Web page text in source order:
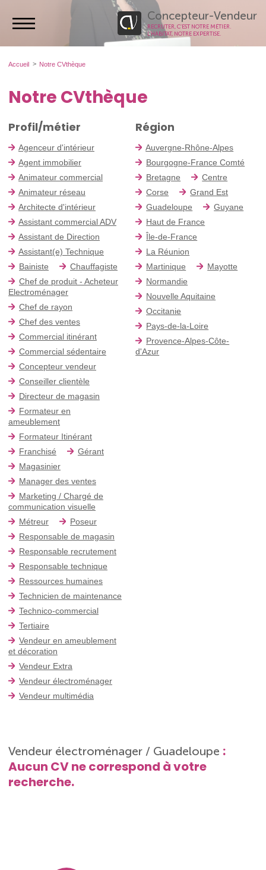
Concepteur-Vendeur
RECRUTER, C’EST NOTRE MÉTIER.
L’HABITAT, NOTRE EXPERTISE.
Accueil Notre CVthèque
Notre CVthèque
Profil/métier
Agenceur d'intérieur
Agent immobilier
Animateur commercial
Animateur réseau
Architecte d'intérieur
Assistant commercial ADV
Assistant de Direction
Assistant(e) Technique
Bainiste
Chauffagiste
Chef de produit - Acheteur
Electroménager
Chef de rayon
Chef des ventes
Commercial itinérant
Commercial sédentaire
Concepteur vendeur
Conseiller clientèle
Directeur de magasin
Formateur en
ameublement
Formateur Itinérant
Franchisé
Gérant
Magasinier
Manager des ventes
Marketing / Chargé de
communication visuelle
Métreur
Poseur
Responsable de magasin
Responsable recrutement
Responsable technique
Ressources humaines
Technicien de maintenance
Technico-commercial
Tertiaire
Vendeur en ameublement
et décoration
Vendeur Extra
Vendeur électroménager
Vendeur multimédia
Région
Auvergne-Rhône-Alpes
Bourgogne-France Comté
Bretagne
Centre
Corse
Grand Est
Guadeloupe
Guyane
Haut de France
Île-de-France
La Réunion
Martinique
Mayotte
Normandie
Nouvelle Aquitaine
Occitanie
Pays-de-la-Loire
Provence-Alpes-Côte-
d'Azur
Vendeur électroménager / Guadeloupe :
Aucun CV ne correspond à votre
recherche.